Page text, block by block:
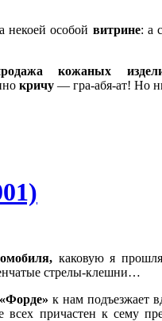
некоей особой витрине: а
кожаных
кричу — гра-абя-ат! Но
каковую я
стрелы-клешни…
«Форде» к нам подъезжает
причастен к сему